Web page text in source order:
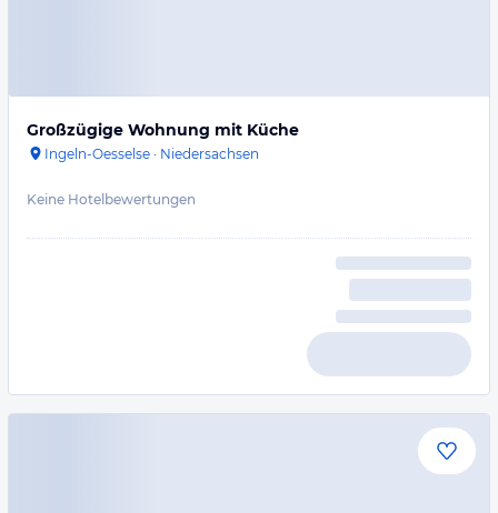
Großzügige Wohnung mit Küche
Ingeln-Oesselse · Niedersachsen
Keine Hotelbewertungen